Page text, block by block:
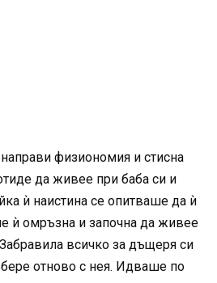
физиономия и стисна
да живее при баба си и
ѝ наистина се опитваше да ѝ
ѝ омръзна и започна да живее
всичко за дъщеря си
отново с нея. Идваше по